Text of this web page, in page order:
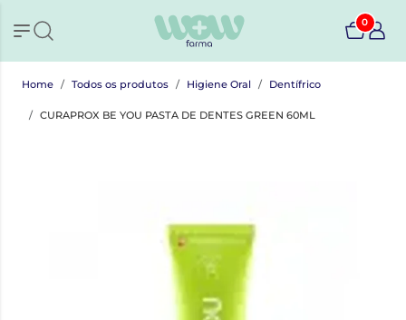
0
Home Todos os produtos Higiene Oral Dentífrico
CURAPROX BE YOU PASTA DE DENTES GREEN 60ML